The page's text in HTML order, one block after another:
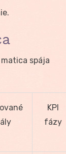
matica spája
KPI
fázy